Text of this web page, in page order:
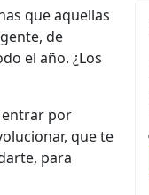
que aquellas
de
el año. ¿Los
entrar por
que te
para